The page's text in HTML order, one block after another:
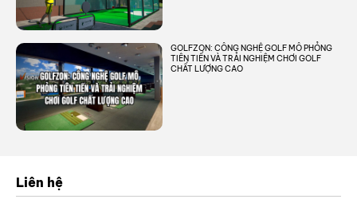
GOLFZON: CÔNG NGHỆ GOLF MÔ PHỎNG
TIÊN TIẾN VÀ TRẢI NGHIỆM CHƠI GOLF
CHẤT LƯỢNG CAO
Liên hệ